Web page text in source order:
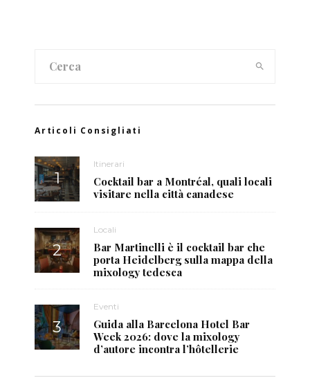
Articoli Consigliati
Itinerari
Cocktail bar a Montréal, quali locali
visitare nella città canadese
Locali
Bar Martinelli è il cocktail bar che
porta Heidelberg sulla mappa della
mixology tedesca
Eventi
Guida alla Barcelona Hotel Bar
Week 2026: dove la mixology
d’autore incontra l’hôtellerie